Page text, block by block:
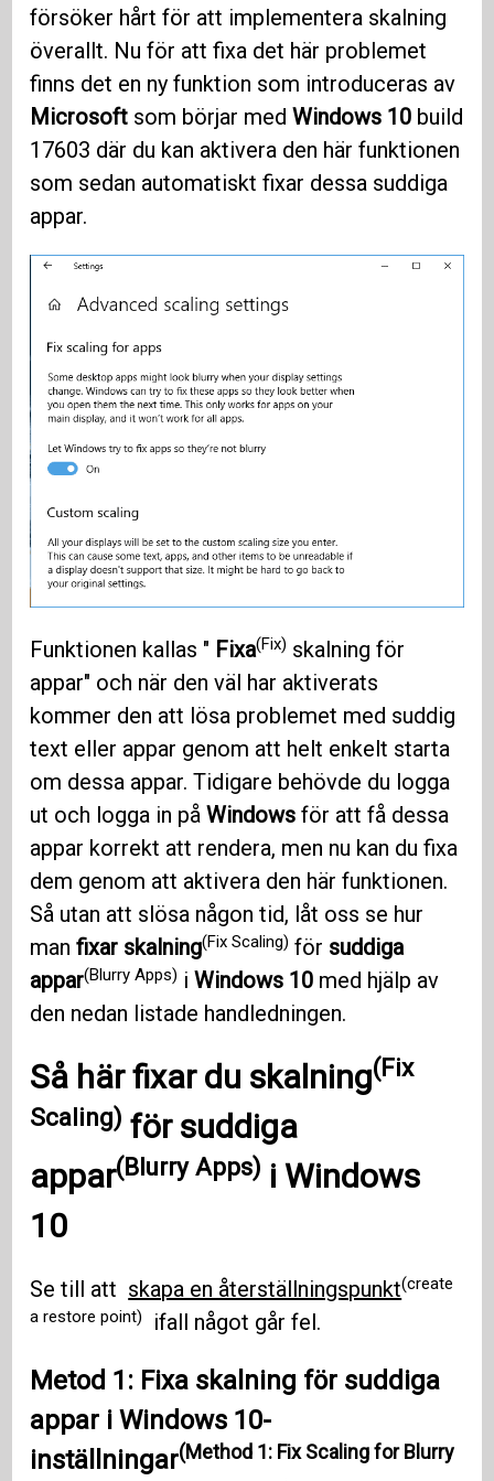
försöker hårt för att implementera skalning
överallt. Nu för att fixa det här problemet
finns det en ny funktion som introduceras av
Microsoft som börjar medWindows 10 build
17603 där du kan aktivera den här funktionen
som sedan automatiskt fixar dessa suddiga
appar.
Funktionen kallas " Fixa(Fix) skalning för
appar" och när den väl har aktiverats
kommer den att lösa problemet med suddig
text eller appar genom att helt enkelt starta
om dessa appar. Tidigare behövde du logga
ut och logga in påWindows för att få dessa
appar korrekt att rendera, men nu kan du fixa
dem genom att aktivera den här funktionen.
Så utan att slösa någon tid, låt oss se hur
manfixar skalning(Fix Scaling) för suddiga
appar(Blurry Apps) iWindows 10 med hjälp av
den nedan listade handledningen.
Så här fixar du skalning(Fix
Scaling) för suddiga
appar(Blurry Apps) iWindows
10
Se till att skapa en återställningspunkt(create
a restore point)
ifall något går fel.
Metod 1: Fixa skalning för suddiga
appar i Windows 10-
inställningar(Method 1: Fix Scaling for Blurry